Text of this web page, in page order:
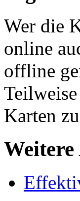
Wer die
online
offline
Karten